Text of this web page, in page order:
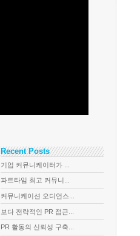
Recent Posts
기업 커뮤니케이터가 ...
파트타임 최고 커뮤니...
커뮤니케이션 오디언스...
보다 전략적인 PR 접근...
PR 활동의 신뢰성 구축...